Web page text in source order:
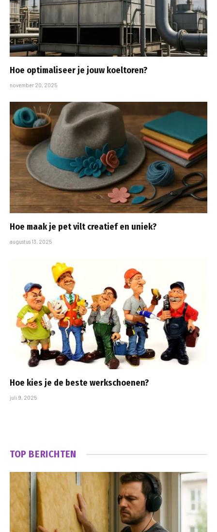
Hoe optimaliseer je jouw koeltoren?
november 20, 2025
Hoe maak je pet vilt creatief en uniek?
augustus 13, 2025
Hoe kies je de beste werkschoenen?
juli 9, 2025
TOP BERICHTEN